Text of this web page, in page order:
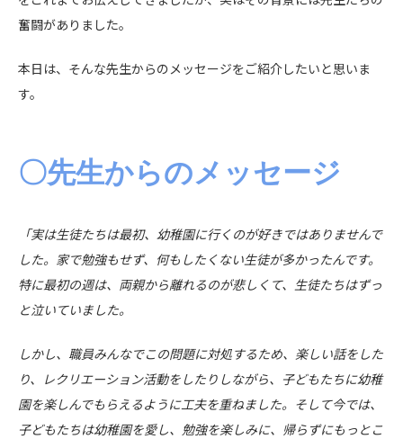
奮闘がありました。
本日は、そんな先生からのメッセージをご紹介したいと思いま
す。
〇先生からのメッセージ
「実は生徒たちは最初、幼稚園に行くのが好きではありませんで
した。家で勉強もせず、何もしたくない生徒が多かったんです。
特に最初の週は、両親から離れるのが悲しくて、生徒たちはずっ
と泣いていました。
しかし、職員みんなでこの問題に対処するため、楽しい話をした
り、レクリエーション活動をしたりしながら、子どもたちに幼稚
園を楽しんでもらえるように工夫を重ねました。そして今では、
子どもたちは幼稚園を愛し、勉強を楽しみに、帰らずにもっとこ